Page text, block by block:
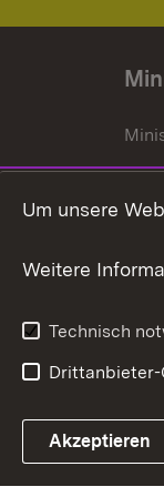
Link
Um unsere
Weitere
Technisch
Drittanbieter-
Akzeptieren